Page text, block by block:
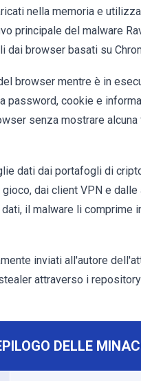
nella memoria e
principale del malware
browser basati su
browser mentre è in
password, cookie e
senza mostrare
dati dai portafogli di
dai client VPN e
il malware li comprime
inviati all'autore
attraverso i
DELLE